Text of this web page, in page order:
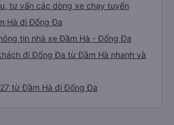
tư vấn các dòng xe chạy tuyến
Hà đi Đống Đa
tin nhà xe Đầm Hà - Đống Đa
đi Đống Đa từ Đầm Hà nhanh và
từ Đầm Hà đi Đống Đa